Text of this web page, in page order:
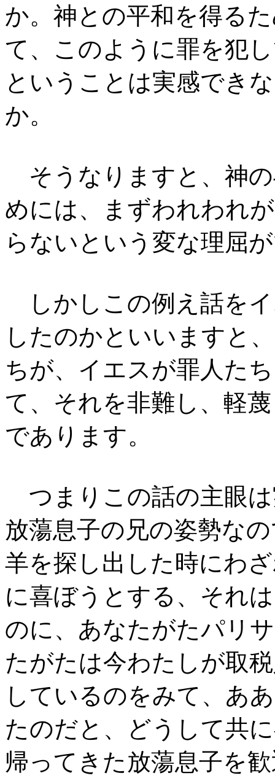
か。神との平和を得る
て、このように罪を犯
ということは実感でき
か。
そうなりますと、神
めには、まずわれわれ
らないという変な理屈
しかしこの例え話を
したのかといいますと
ちが、イエスが罪人た
て、それを非難し、軽
であります。
つまりこの話の主眼
放蕩息子の兄の姿勢な
羊を探し出した時にわ
に喜ぼうとする、それ
のに、あなたがたパリ
たがたは今わたしが取
しているのをみて、あ
たのだと、どうして共
帰ってきた放蕩息子を